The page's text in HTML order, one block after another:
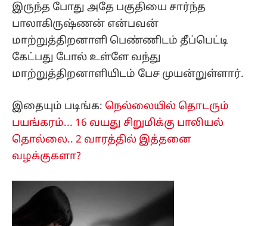
இருந்த போது அதே பகுதியை சார்ந்த
பாலாகிருஷ்ணன் என்பவன்
மாற்றுத்திறனாளி பெண்ணிடம் தீப்பெட்டி
கேட்பது போல் உள்ளே வந்து
மாற்றுத்திறனாளியிடம் பேச முயன்றுள்ளார்.
இதையும் படிங்க: நெல்லையில் தொடரும்
பயங்கரம்... 16 வயது சிறுமிக்கு பாலியல்
தொல்லை.. 2 வாரத்தில் இத்தனை
வழக்குகளா?